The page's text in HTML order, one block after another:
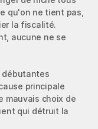
qu'on ne tient pas,
la fiscalité.
aucune ne se
débutantes
principale
mauvais choix de
qui détruit la